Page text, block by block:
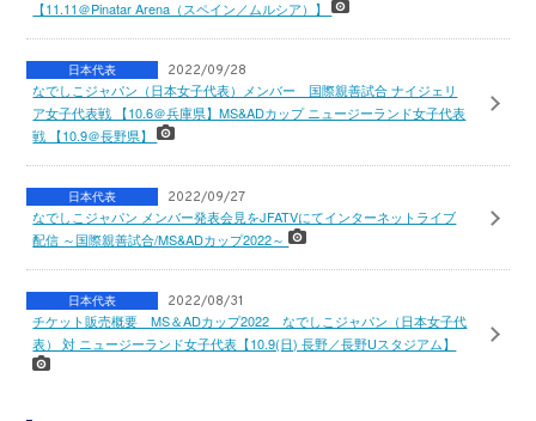
【11.11＠Pinatar Arena（スペイン／ムルシア）】
日本代表 2022/09/28
なでしこジャパン（日本女子代表）メンバー 国際親善試合 ナイジェリ
ア女子代表戦 【10.6＠兵庫県】MS&ADカップ ニュージーランド女子代表
戦 【10.9＠⾧野県】
日本代表 2022/09/27
なでしこジャパン メンバー発表会見をJFATVにてインターネットライブ
配信 ～国際親善試合/MS&ADカップ2022～
日本代表 2022/08/31
チケット販売概要 MS＆ADカップ2022 なでしこジャパン（日本女子代
表） 対 ニュージーランド女子代表【10.9(日) 長野／長野Uスタジアム】